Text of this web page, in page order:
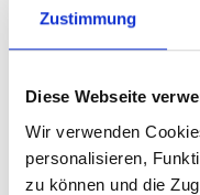
Zustimmung
Diese Webseite
Wir verwenden
personalisieren,
zu können und die
weltumspannende
(jas)
Teilen & Drucken